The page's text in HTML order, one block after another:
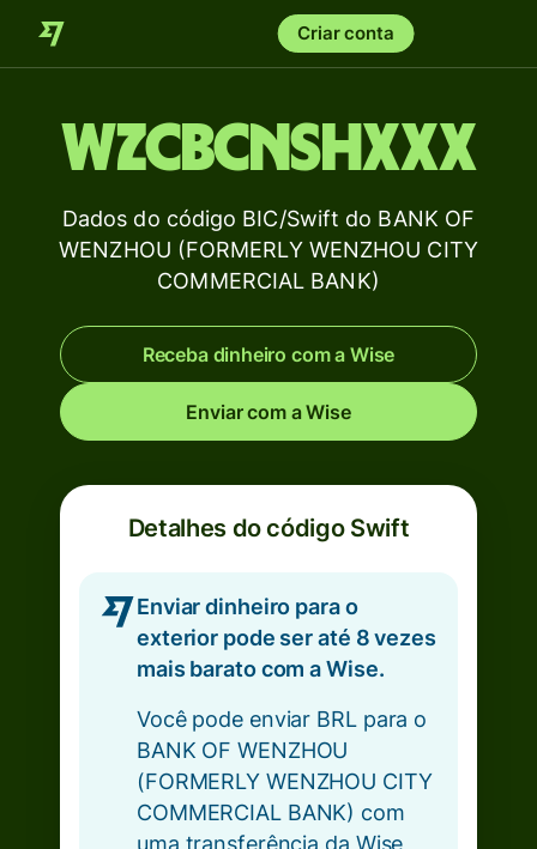
Criar conta
WZCBCNSHXXX
Dados do código BIC/Swift do BANK OF
WENZHOU (FORMERLY WENZHOU CITY
COMMERCIAL BANK)
Receba dinheiro com a Wise
Enviar com a Wise
Detalhes do código Swift
Enviar dinheiro para o
exterior pode ser até 8 vezes
mais barato com a Wise.
Você pode enviar BRL para o
BANK OF WENZHOU
(FORMERLY WENZHOU CITY
COMMERCIAL BANK) com
uma transferência da Wise